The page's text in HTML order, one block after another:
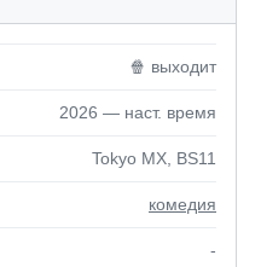
🍿 выходит
2026 — наст. время
Tokyo MX, BS11
комедия
-